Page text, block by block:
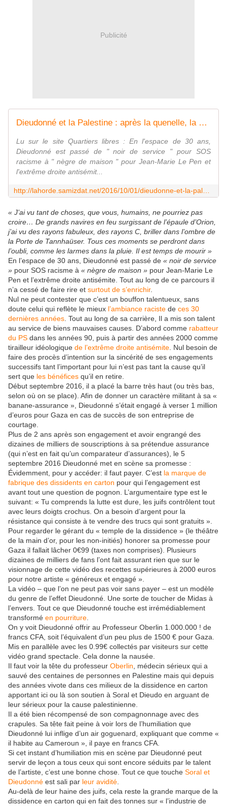
Publicité
Dieudonné et la Palestine : après la quenelle, la carotte
Lu sur le site Quartiers libres : En l'espace de 30 ans,
Dieudonné est passé de " noir de service " pour SOS
racisme à " nègre de maison " pour Jean-Marie Le Pen et
l'extrême droite antisémit...
« J’ai vu tant de choses, que vous, humains, ne pourriez pas
croire… De grands navires en feu surgissant de l’épaule d’Orion,
j’ai vu des rayons fabuleux, des rayons C, briller dans l’ombre de
la Porte de Tannhaüser. Tous ces moments se perdront dans
l’oubli, comme les larmes dans la pluie. Il est temps de mourir »
En l’espace de 30 ans, Dieudonné est passé de « noir de service
» pour SOS racisme à « nègre de maison » pour Jean-Marie Le
Pen et l’extrême droite antisémite. Tout au long de ce parcours il
n’a cessé de faire rire et surtout de s’enrichir.
Nul ne peut contester que c’est un bouffon talentueux, sans
doute celui qui reflète le mieux l’ambiance raciste de ces 30
dernières années . Tout au long de sa carrière, Il a mis son talent
au service de biens mauvaises causes. D’abord comme rabatteur
du PS dans les années 90, puis à partir des années 2000 comme
tirailleur idéologique de l’extrême droite antisémite . Nul besoin de
faire des procès d’intention sur la sincérité de ses engagements
successifs tant l’important pour lui n’est pas tant la cause qu’il
sert que les bénéfices qu’il en retire.
Début septembre 2016, il a placé la barre très haut (ou très bas,
selon où on se place). Afin de donner un caractère militant à sa «
banane-assurance », Dieudonné s’était engagé à verser 1 million
d’euros pour Gaza en cas de succès de son entreprise de
courtage.
Plus de 2 ans après son engagement et avoir engrangé des
dizaines de milliers de souscriptions à sa prétendue assurance
(qui n’est en fait qu’un comparateur d’assurances), le 5
septembre 2016 Dieudonné met en scène sa promesse :
Évidemment, pour y accéder: il faut payer. C’est la marque de
fabrique des dissidents en carton pour qui l’engagement est
avant tout une question de pognon. L’argumentaire type est le
suivant: « Tu comprends la lutte est dure, les juifs contrôlent tout
avec leurs doigts crochus. On a besoin d’argent pour la
résistance qui consiste à te vendre des trucs qui sont gratuits ».
Pour regarder le gérant du « temple de la dissidence » (le théâtre
de la main d’or, pour les non-initiés) honorer sa promesse pour
Gaza il fallait lâcher 0€99 (taxes non comprises). Plusieurs
dizaines de milliers de fans l’ont fait assurant rien que sur le
visionnage de cette vidéo des recettes supérieures à 2000 euros
pour notre artiste « généreux et engagé ».
La vidéo – que l’on ne peut pas voir sans payer – est un modèle
du genre de l’effet Dieudonné. Une sorte de toucher de Midas à
l’envers. Tout ce que Dieudonné touche est irrémédiablement
transformé en pourriture
On y voit Dieudonné offrir au Professeur Oberlin 1.000.000 ! de
francs CFA, soit l’équivalent d’un peu plus de 1500 € pour Gaza.
Mis en parallèle avec les 0.99€ collectés par visiteurs sur cette
vidéo grand spectacle. Cela donne la nausée.
Il faut voir la tête du professeur Oberlin , médecin sérieux qui a
sauvé des centaines de personnes en Palestine mais qui depuis
des années vivote dans ces milieux de la dissidence en carton
apportant ici ou là son soutien à Soral et Dieudo en arguant de
leur sérieux pour la cause palestinienne.
Il a été bien récompensé de son compagnonnage avec des
crapules. Sa tête fait peine à voir lors de l’humiliation que
Dieudonné lui inflige d’un air goguenard, expliquant que comme «
il habite au Cameroun », il paye en francs CFA.
Si cet instant d’humiliation mis en scène par Dieudonné peut
servir de leçon a tous ceux qui sont encore séduits par le talent
de l’artiste, c’est une bonne chose. Tout ce que touche Soral et
Dieudonné est sali par leur avidité
Au-delà de leur haine des juifs, cela reste la grande marque de la
dissidence en carton qui en fait des tonnes sur « l’industrie de